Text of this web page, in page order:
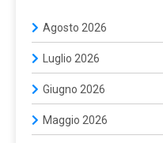
Agosto 2026
Luglio 2026
Giugno 2026
Maggio 2026